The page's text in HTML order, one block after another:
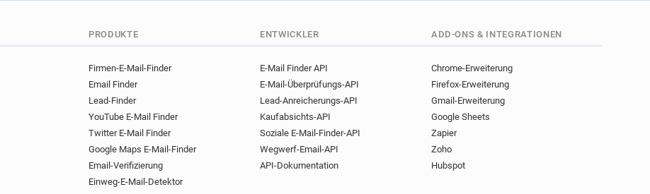
PRODUKTE
Firmen-E-Mail-Finder
Email Finder
Lead-Finder
YouTube E-Mail Finder
Twitter E-Mail Finder
Google Maps E-Mail-Finder
Email-Verifizierung
Einweg-E-Mail-Detektor
ENTWICKLER
E-Mail Finder API
E-Mail-Überprüfungs-API
Lead-Anreicherungs-API
Kaufabsichts-API
Soziale E-Mail-Finder-API
Wegwerf-Email-API
API-Dokumentation
ADD-ONS & INTEGRATIONEN
Chrome-Erweiterung
Firefox-Erweiterung
Gmail-Erweiterung
Google Sheets
Zapier
Zoho
Hubspot